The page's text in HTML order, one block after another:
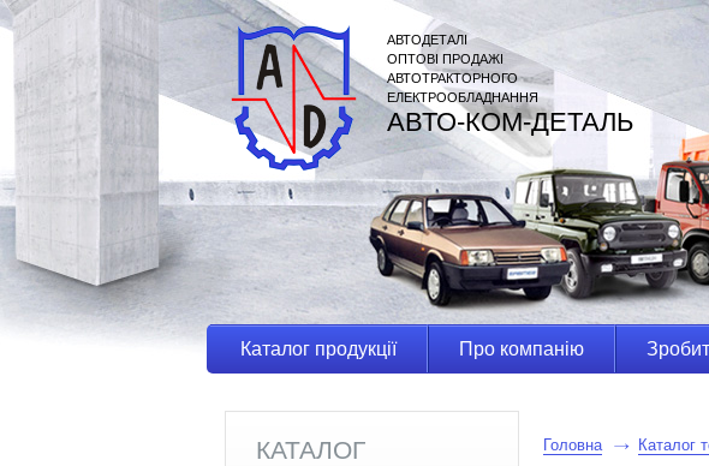
АВТОДЕТАЛІ
ОПТОВІ ПРОДАЖІ
АВТОТРАКТОРНОГО
ЕЛЕКТРООБЛАДНАННЯ
АВТО-КОМ-ДЕТАЛЬ
Каталог продукції Про компанію
КАТАЛОГ Головна Каталог